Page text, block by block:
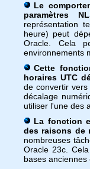
Le
paramètres
représentation
heure) peut
Oracle. Cela
environnements
Cette
horaires UTC
de convertir
décalage
utiliser l'une des
La fonction
des raisons de
nombreuses
Oracle 23c.
bases anciennes